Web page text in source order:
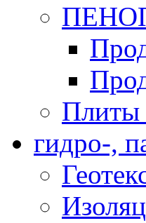
Плиты
гидро-,